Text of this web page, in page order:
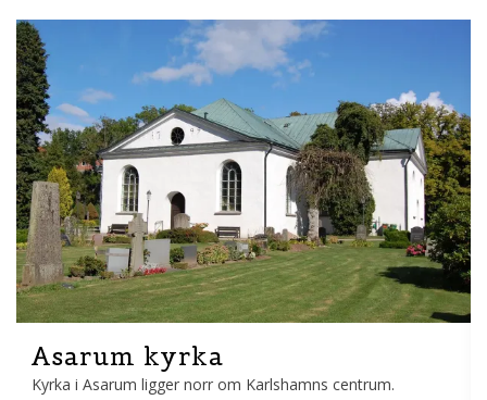
Asarum kyrka
Kyrka i Asarum ligger norr om Karlshamns centrum.